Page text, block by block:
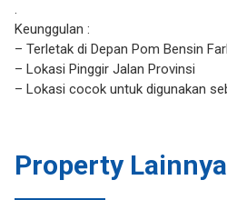
.
Keunggulan :
– Terletak di Depan Pom Bensin
– Lokasi Pinggir Jalan Provinsi
– Lokasi cocok untuk digunakan
Property Lainnya